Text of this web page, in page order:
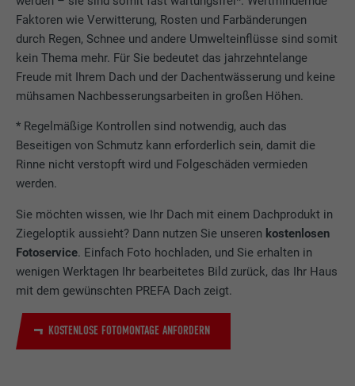
Faktoren wie Verwitterung, Rosten und Farbänderungen
durch Regen, Schnee und andere Umwelteinflüsse sind somit
kein Thema mehr. Für Sie bedeutet das jahrzehntelange
Freude mit Ihrem Dach und der Dachentwässerung und keine
mühsamen Nachbesserungsarbeiten in großen Höhen.
* Regelmäßige Kontrollen sind notwendig, auch das
Beseitigen von Schmutz kann erforderlich sein, damit die
Rinne nicht verstopft wird und Folgeschäden vermieden
werden.
Sie möchten wissen, wie Ihr Dach mit einem Dachprodukt in
Ziegeloptik aussieht? Dann nutzen Sie unseren kostenlosen
Fotoservice. Einfach Foto hochladen, und Sie erhalten in
wenigen Werktagen Ihr bearbeitetes Bild zurück, das Ihr Haus
mit dem gewünschten PREFA Dach zeigt.
KOSTENLOSE FOTOMONTAGE ANFORDERN
i gruppi di coockie che sono stati accettati
dall’utente.
Zweck
Wird von Google Analytics verwendet, um
die Anforderungsrate einzuschränken.
Name _gid
Anbieter Google Universal Analytics
Laufzeit 1 Tag
Zweck
wird, um statistische Daten dazu, wieder
Besucher die Website nutzt, zu generieren.
Name _gaexp
Anbieter Google Optimize
Zweck
Dieses Cookie enthält eine eindeutige ID,
über die Ihre bevorzugten Einstellungen
und andere Informationen gespeichert
werden, insbesondere Ihre bevorzugte
Sprache, wie viele Suchergebnisse pro Seite
angezeigt werden sollen (z. B. 10 oder 20)
und ob der Google SafeSearch-Filter
aktiviert sein soll.
Anbieter ads.linkedin.com
Speichert die vom Benutzer ausgewählte
Sprach version einer Webseite.